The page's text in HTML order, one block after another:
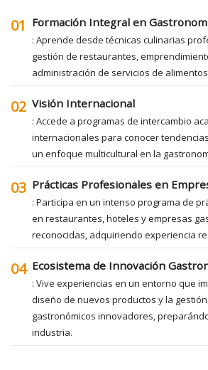
01 Formación Integral en
: Aprende desde técnicas culinarias
gestión de restaurantes,
administración de servicios de
02 Visión Internacional
: Accede a programas de intercambio
internacionales para conocer
un enfoque multicultural en la
03 Prácticas Profesionales en
: Participa en un intenso programa de
en restaurantes, hoteles y empresas
reconocidas, adquiriendo experiencia
04 Ecosistema de Innovación
: Vive experiencias en un entorno que
diseño de nuevos productos y la
gastronómicos innovadores,
industria.